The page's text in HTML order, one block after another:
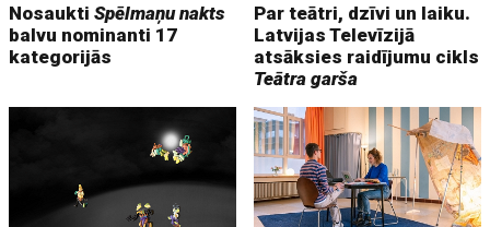
NosauktiSpēlmaņu nakts
balvu nominanti 17
kategorijās
Par teātri, dzīvi un laiku.
Latvijas Televīzijā
atsāksies raidījumu cikls
Teātra garša